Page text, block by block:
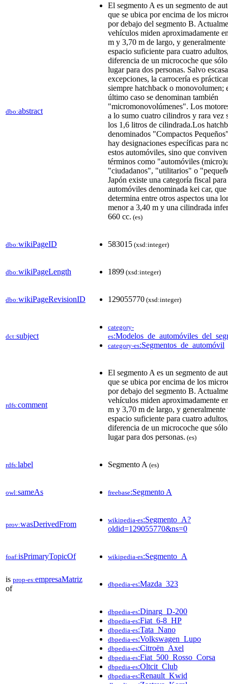
dbo:abstract
El segmento A es un segmento de
que se ubica por encima de los
por debajo del segmento B.
vehículos miden aproximadamente
m y 3,70 m de largo, y generalmente
espacio suficiente para cuatro
diferencia de un microcoche que
lugar para dos personas. Salvo
excepciones, la carrocería es
siempre hatchback o monovolumen;
último caso se denominan también
"micromonovolúmenes". Los
a lo sumo cuatro cilindros y rara vez
los 1,6 litros de cilindrada.Los
denominados "Compactos
hay designaciones específicas para
estos automóviles, sino que
términos como "automóviles
"ciudadanos", "utilitarios" o
Japón existe una categoría fiscal para
automóviles denominada kei car, que
determina entre otros aspectos una
menor a 3,40 m y una cilindrada
660 cc. (es)
dbo:wikiPageID 583015 (xsd:integer)
dbo:wikiPageLength 1899 (xsd:integer)
dbo:wikiPageRevisionID 129055770 (xsd:integer)
dct:subject
category-
es
category-es:Segmentos_de_automóvil
rdfs:comment
El segmento A es un segmento de
que se ubica por encima de los
por debajo del segmento B.
vehículos miden aproximadamente
m y 3,70 m de largo, y generalmente
espacio suficiente para cuatro
diferencia de un microcoche que
lugar para dos personas. (es)
rdfs:label Segmento A (es)
owl:sameAs freebase:Segmento A
prov:wasDerivedFrom wikipedia-es:Segmento_A?
oldid=129055770&ns=0
foaf:isPrimaryTopicOf wikipedia-es:Segmento_A
is prop-es:empresaMatriz
of
dbpedia-es:Mazda_323
dbpedia-es:Dinarg_D-200
dbpedia-es:Fiat_6-8_HP
dbpedia-es:Tata_Nano
dbpedia-es:Volkswagen_Lupo
dbpedia-es:Citroën_Axel
dbpedia-es:Fiat_500_Rosso_Corsa
dbpedia-es:Oltcit_Club
dbpedia-es:Renault_Kwid